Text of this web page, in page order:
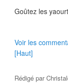
Goûtez les
Voir les
[Haut]
Rédigé par